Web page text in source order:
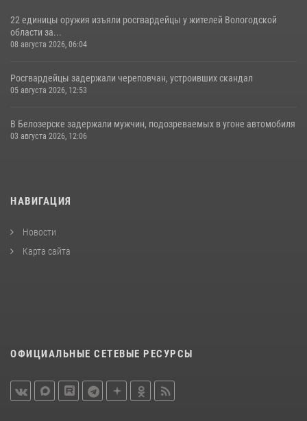
22 единицы оружия изъяли росгвардейцы у жителей Вологодской
области за...
08 августа 2026, 06:04
Росгвардейцы задержали череповчан, устроивших скандал
05 августа 2026, 12:53
В Белозерске задержали мужчин, подозреваемых в угоне автомобиля
03 августа 2026, 12:06
НАВИГАЦИЯ
Новости
Карта сайта
ОФИЦИАЛЬНЫЕ СЕТЕВЫЕ РЕСУРСЫ